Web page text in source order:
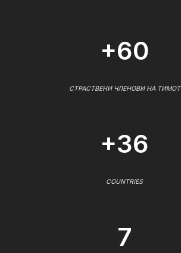
+60
СТРАСТВЕНИ ЧЛЕНОВИ НА ТИМОТ
+36
COUNTRIES
7